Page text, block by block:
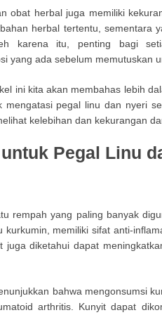
obat herbal juga memiliki
herbal tertentu, sementara
karena itu, penting bagi
yang ada sebelum memutuskan
ini kita akan membahas lebih
mengatasi pegal linu dan nyeri
kelebihan dan kekurangan
Pegal Linu
rempah yang paling banyak
kurkumin, memiliki sifat anti-
juga diketahui dapat
bahwa mengonsumsi
arthritis. Kunyit dapat